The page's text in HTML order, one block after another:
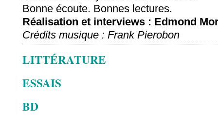
Bonne écoute. Bonnes lectures.
Réalisation et interviews : Edmond
Crédits musique : Frank Pierobon
LITTÉRATURE
ESSAIS
BD